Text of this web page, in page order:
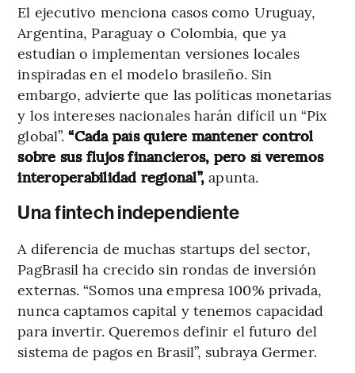
El ejecutivo menciona casos como Uruguay,
Argentina, Paraguay o Colombia, que ya
estudian o implementan versiones locales
inspiradas en el modelo brasileño. Sin
embargo, advierte que las políticas monetarias
y los intereses nacionales harán difícil un “Pix
global”. “Cada país quiere mantener control
sobre sus flujos financieros, pero sí veremos
interoperabilidad regional”,apunta.
Una fintech independiente
A diferencia de muchas startups del sector,
PagBrasil ha crecido sin rondas de inversión
externas. “Somos una empresa 100% privada,
nunca captamos capital y tenemos capacidad
para invertir. Queremos definir el futuro del
sistema de pagos en Brasil”, subraya Germer.